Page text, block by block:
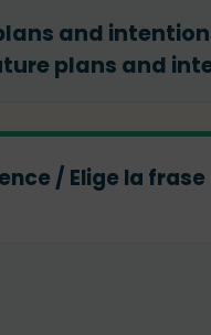
and
plans and
/ Elige la frase